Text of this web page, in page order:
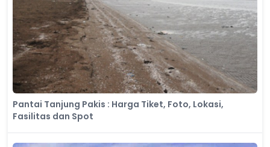
Pantai Tanjung Pakis : Harga Tiket, Foto, Lokasi,
Fasilitas dan Spot